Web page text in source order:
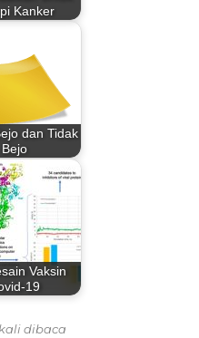
Kanker
dan Tidak
Bejo
Vaksin
19
dibaca